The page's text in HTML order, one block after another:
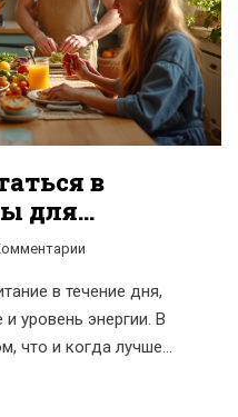
в
для
в течение дня,
уровень энергии. В
что и когда лучше
ваш рацион